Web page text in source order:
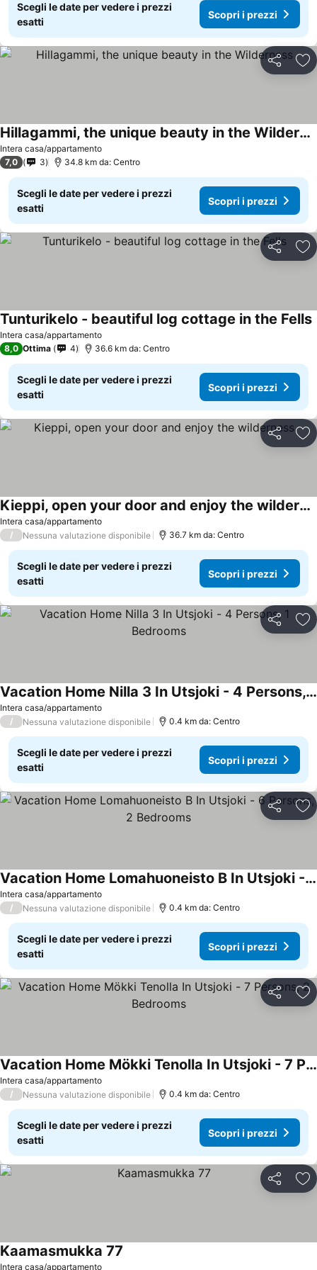
Scegli le date per vedere i prezzi
esatti
Scopri i prezzi
Condividi
Intera casa/appartamento
Hillagammi, the unique beauty in the Wilderness
7,0 3 34.8 km da: Centro
Scegli le date per vedere i prezzi
esatti
Scopri i prezzi
Condividi
Intera casa/appartamento
Tunturikelo - beautiful log cottage in the Fells
8,0 Ottima 4 36.6 km da: Centro
Scegli le date per vedere i prezzi
esatti
Scopri i prezzi
Condividi
Intera casa/appartamento
Kieppi, open your door and enjoy the wilderness
/ Nessuna valutazione disponibile 36.7 km da: Centro
Scegli le date per vedere i prezzi
esatti
Scopri i prezzi
Condividi
Intera casa/appartamento
Vacation Home Nilla 3 In Utsjoki - 4 Persons, 1 Bedrooms
/ Nessuna valutazione disponibile 0.4 km da: Centro
Scegli le date per vedere i prezzi
esatti
Scopri i prezzi
Condividi
Intera casa/appartamento
Vacation Home Lomahuoneisto B In Utsjoki - 6 Persons, 2 Bedrooms
/ Nessuna valutazione disponibile 0.4 km da: Centro
Scegli le date per vedere i prezzi
esatti
Scopri i prezzi
Condividi
Intera casa/appartamento
Vacation Home Mökki Tenolla In Utsjoki - 7 Persons, 2 Bedrooms
/ Nessuna valutazione disponibile 0.4 km da: Centro
Scegli le date per vedere i prezzi
esatti
Scopri i prezzi
Condividi
Intera casa/appartamento
Kaamasmukka 77